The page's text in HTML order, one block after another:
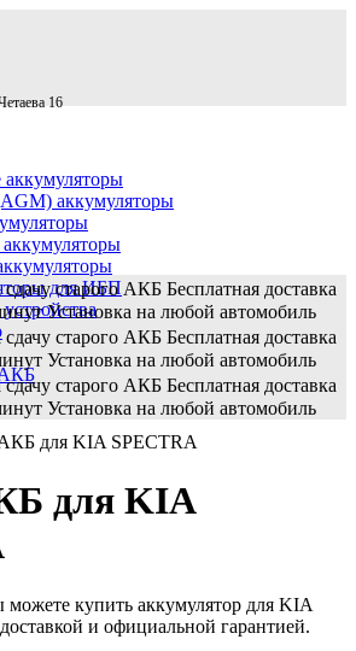
16
аккумуляторы
аккумуляторы
для ИБП
старого АКБ Бесплатная доставка
Установка на любой автомобиль
старого АКБ Бесплатная доставка
Установка на любой автомобиль
старого АКБ Бесплатная доставка
Установка на любой автомобиль
для KIA SPECTRA
для KIA
купить аккумулятор для KIA
и официальной гарантией.